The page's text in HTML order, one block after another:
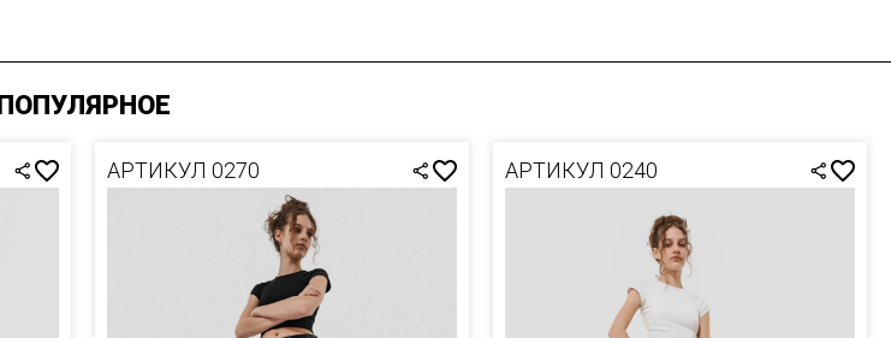
ПОПУЛЯРНОЕ
АРТИКУЛ 0270 АРТИКУЛ 0240